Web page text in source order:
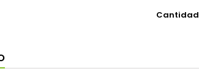
Cantidad